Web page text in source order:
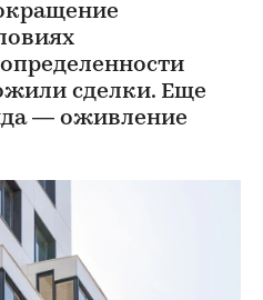
сделки. Еще
— оживление